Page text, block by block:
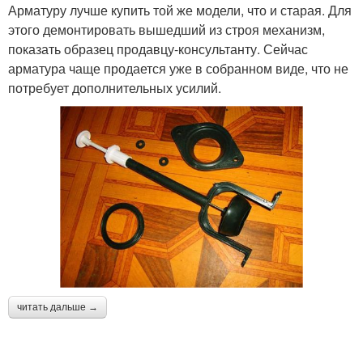
Арматуру лучше купить той же модели, что и старая. Для
этого демонтировать вышедший из строя механизм,
показать образец продавцу-консультанту. Сейчас
арматура чаще продается уже в собранном виде, что не
потребует дополнительных усилий.
читать дальше →